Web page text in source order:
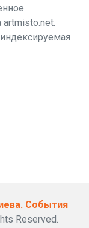
artmisto.net.
События
Reserved.